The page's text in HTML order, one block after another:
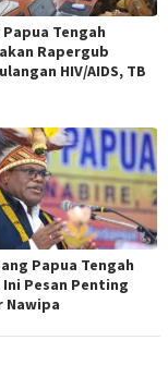
Tengah
Rapergub
HIV/AIDS, TB
Papua Tengah
Pesan Penting
Nawipa